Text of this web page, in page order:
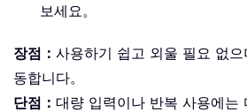
보세요。
장점： 사용하기 쉽고 외울 필요 없
동합니다。
단점： 대량 입력이나 반복 사용에는